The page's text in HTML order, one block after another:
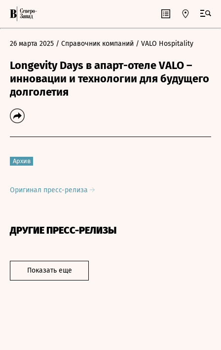
26 марта 2025 / Справочник компаний / VALO Hospitality
Longevity Days в апарт-отеле VALO –
инновации и технологии для будущего
долголетия
Архив
Оригинал пресс-релиза
ДРУГИЕ ПРЕСС-РЕЛИЗЫ
Показать еще